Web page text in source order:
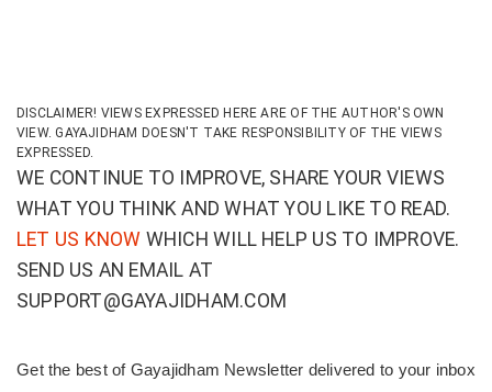
DISCLAIMER! VIEWS EXPRESSED HERE ARE OF THE AUTHOR'S OWN
VIEW. GAYAJIDHAM DOESN'T TAKE RESPONSIBILITY OF THE VIEWS
EXPRESSED.
WE CONTINUE TO IMPROVE, SHARE YOUR VIEWS
WHAT YOU THINK AND WHAT YOU LIKE TO READ.
LET US KNOW WHICH WILL HELP US TO IMPROVE.
SEND US AN EMAIL AT
SUPPORT@GAYAJIDHAM.COM
Get the best of Gayajidham Newsletter delivered to your inbox